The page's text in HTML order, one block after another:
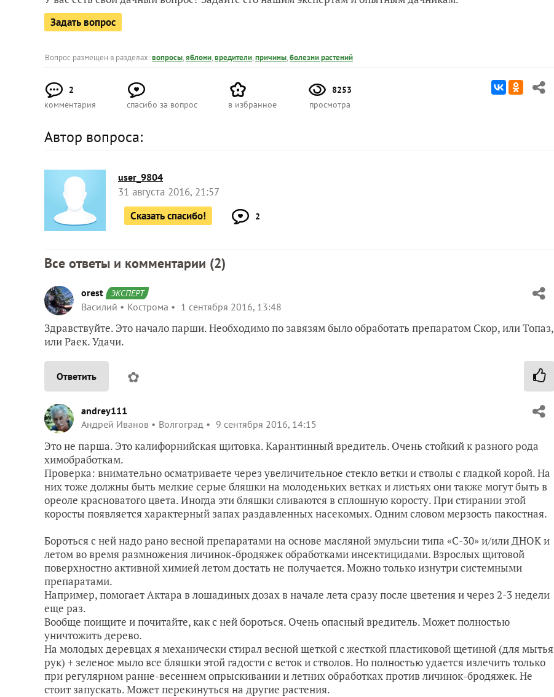
Задать вопрос
Вопрос размещен в разделах:вопросы,яблони,вредители,причины,болезни растений
2
комментария
спасибо за вопрос в избранное
8253
просмотра
Автор вопроса:
user_9804
31 августа 2016, 21:57
Сказать спасибо!
2
Все ответы и комментарии (2)
orest ЭКСПЕРТ
Василий Кострома 1 сентября 2016, 13:48
Здравствуйте. Это начало парши. Необходимо по завязям было обработать препаратом Скор, или Топаз,
или Раек. Удачи.
Ответить ✿
andrey111
Андрей Иванов
Волгоград 9 сентября 2016, 14:15
Это не парша. Это калифорнийская щитовка. Карантинный вредитель. Очень стойкий к разного рода
химобработкам.
Проверка: внимательно осматриваете через увеличительное стекло ветки и стволы с гладкой корой. На
них тоже должны быть мелкие серые бляшки на молоденьких ветках и листьях они также могут быть в
ореоле красноватого цвета. Иногда эти бляшки сливаются в сплошную коросту. При стирании этой
коросты появляется характерный запах раздавленных насекомых. Одним словом мерзость пакостная.
Бороться с ней надо рано весной препаратами на основе масляной эмульсии типа «С-30» и/или ДНОК и
летом во время размножения личинок-бродяжек обработками инсектицидами. Взрослых щитовой
поверхностно активной химией летом достать не получается. Можно только изнутри системными
препаратами.
Например, помогает Актара в лошадиных дозах в начале лета сразу после цветения и через 2-3 недели
еще раз.
Вообще поищите и почитайте, как с ней бороться. Очень опасный вредитель. Может полностью
уничтожить дерево.
На молодых деревцах я механически стирал весной щеткой с жесткой пластиковой щетиной (для мытья
рук) + зеленое мыло все бляшки этой гадости с веток и стволов. Но полностью удается излечить только
при регулярном ранне-весеннем опрыскивании и летних обработках против личинок-бродяжек. Не
стоит запускать. Может перекинуться на другие растения.